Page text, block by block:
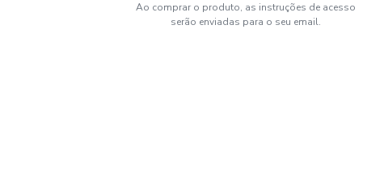
Ao comprar o produto, as instruções de acesso
serão enviadas para o seu email.